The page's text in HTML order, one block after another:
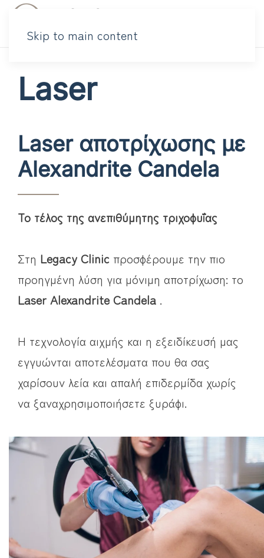
Skip to main content
Laser
Laser αποτρίχωσης με
Alexandrite Candela
Το τέλος της ανεπιθύμητης τριχοφυΐας
Στη Legacy Clinic προσφέρουμε την πιο
προηγμένη λύση για μόνιμη αποτρίχωση: το
Laser Alexandrite Candela .
Η τεχνολογία αιχμής και η εξειδίκευσή μας
εγγυώνται αποτελέσματα που θα σας
χαρίσουν λεία και απαλή επιδερμίδα χωρίς
να ξαναχρησιμοποιήσετε ξυράφι.